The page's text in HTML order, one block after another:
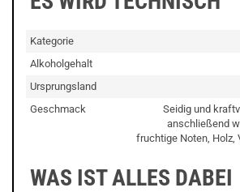
Kategorie
Alkoholgehalt
Ursprungsland
Geschmack
Seidig und
anschließend
fruchtige Noten, Holz,
WAS IST ALLES DABEI